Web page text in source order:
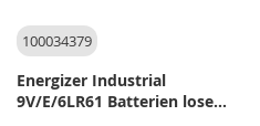
100034379
Energizer Industrial
9V/E/6LR61 Batterien lose